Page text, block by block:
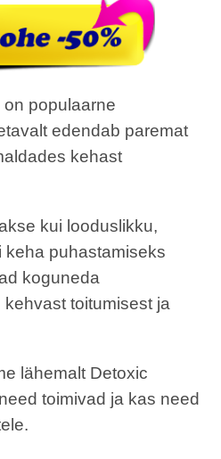
populaarne
edendab paremat
kehast
kui looduslikku,
keha puhastamiseks
koguneda
toitumisest ja
lähemalt Detoxic
toimivad ja kas need